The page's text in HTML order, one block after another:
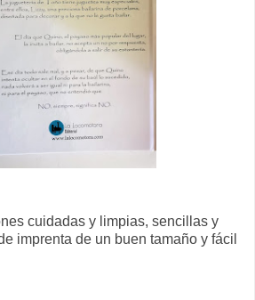
cuidadas y limpias, sencillas y
imprenta de un buen tamaño y fácil